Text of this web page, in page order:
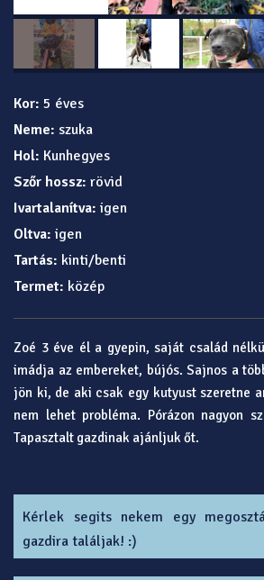
Kor: 5 éves
Neme: szuka
Hol: Kunhegyes
Szőr hossz: rövid
Ivartalanítva: igen
Oltva: igen
Tartás: kinti/benti
Termet: közép
Zoé 3 éve él a gyepin, saját család
imádja az embereket, bújós. Sajnos a
jön ki, de aki csak egy kutyust szeretne
nem lehet probléma. Pórázon nagyon
Tapasztalt gazdinak ajánljuk őt.
Kérlek segits nekem egy
gazdira találjak! :)